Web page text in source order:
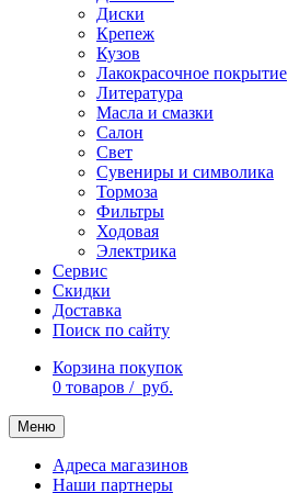
Диски
Крепеж
Кузов
Лакокрасочное покрытие
Литература
Масла и смазки
Салон
Свет
Сувениры и символика
Тормоза
Фильтры
Ходовая
Электрика
Сервис
Скидки
Доставка
Поиск по сайту
Корзина покупок
0 товаров / руб.
Меню
Адреса магазинов
Наши партнеры